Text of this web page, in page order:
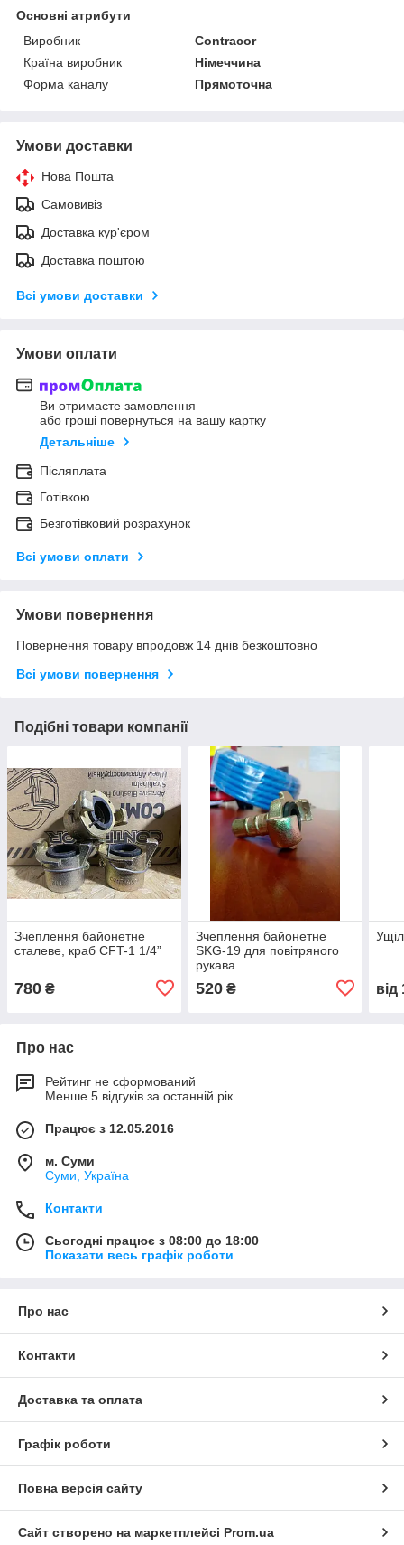
Основні атрибути
Виробник
Contracor
Країна виробник
Німеччина
Форма каналу
Прямоточна
Умови доставки
Нова Пошта
Самовивіз
Доставка кур'єром
Доставка поштою
Всі умови доставки
Умови оплати
Ви отримаєте замовлення
або гроші повернуться на вашу картку
Детальніше
Післяплата
Готівкою
Безготівковий розрахунок
Всі умови оплати
Умови повернення
Повернення товару впродовж 14 днів безкоштовно
Всі умови повернення
Подібні товари компанії
Зчеплення байонетне
сталеве, краб CFT-1 1/4”
780 ₴
Зчеплення байонетне
SKG-19 для повітряного
рукава
520₴ від
Про нас
Рейтинг не сформований
Менше 5 відгуків за останній рік
Працює з 12.05.2016
м. Суми
Суми, Україна
Контакти
Сьогодні працює з 08:00 до 18:00
Показати весь графік роботи
Про нас
Контакти
Доставка та оплата
Графік роботи
Повна версія сайту
Сайт створено на маркетплейсі Prom.ua